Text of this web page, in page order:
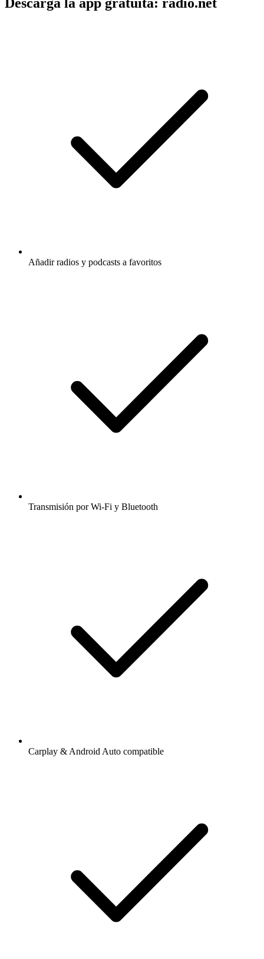
Añadir radios y podcasts a favoritos
Transmisión por Wi-Fi y Bluetooth
Carplay & Android Auto compatible